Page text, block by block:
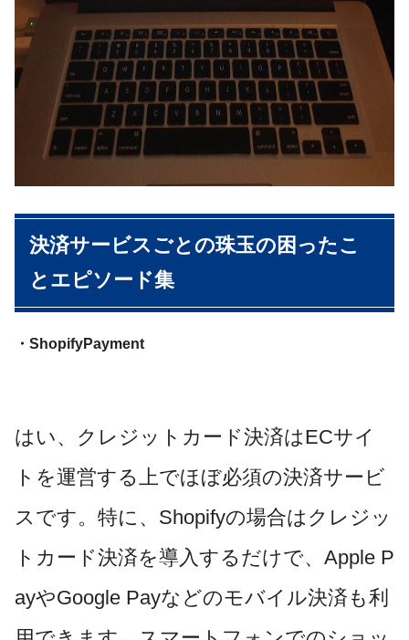
決済サービスごとの珠玉の困ったこ
とエピソード集
・ShopifyPayment
はい、 クレジットカード決済はECサイ
トを運営する上でほぼ必須の決済サービ
スです。特に、Shopifyの場合はクレジッ
トカード決済を導入するだけで、Apple P
ayやGoogle Payなどのモバイル決済も利